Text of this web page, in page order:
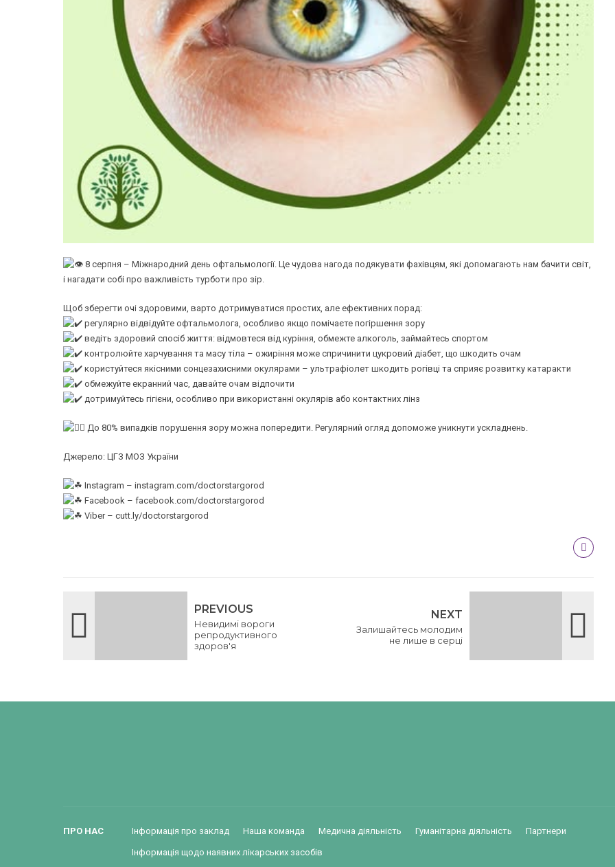
8 серпня – Міжнародний день офтальмології. Це чудова нагода подякувати фахівцям, які допомагають нам бачити світ,
і нагадати собі про важливість турботи про зір.
Щоб зберегти очі здоровими, варто дотримуватися простих, але ефективних порад:
регулярно відвідуйте офтальмолога, особливо якщо помічаєте погіршення зору
ведіть здоровий спосіб життя: відмовтеся від куріння, обмежте алкоголь, займайтесь спортом
контролюйте харчування та масу тіла – ожиріння може спричинити цукровий діабет, що шкодить очам
користуйтеся якісними сонцезахисними окулярами – ультрафіолет шкодить рогівці та сприяє розвитку катаракти
обмежуйте екранний час, давайте очам відпочити
дотримуйтесь гігієни, особливо при використанні окулярів або контактних лінз
До 80% випадків порушення зору можна попередити. Регулярний огляд допоможе уникнути ускладнень.
Джерело: ЦГЗ МОЗ України
Instagram – instagram.com/doctorstargorod
Facebook – facebook.com/doctorstargorod
Viber – cutt.ly/doctorstargorod
PREVIOUS
Невидимі вороги
репродуктивного
здоров'я
NEXT
Залишайтесь молодим
не лише в серці
ПРО НАС Інформація про заклад Наша команда Медична діяльність Гуманітарна діяльність Партнери
Інформація щодо наявних лікарських засобів